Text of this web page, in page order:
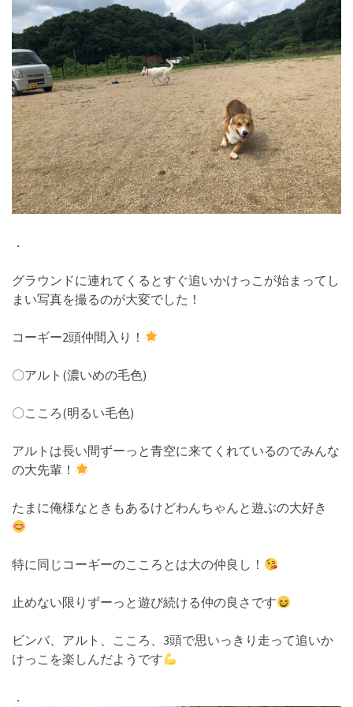
．
グラウンドに連れてくるとすぐ追いかけっこが始まってし
まい写真を撮るのが大変でした！
コーギー2頭仲間入り！
〇アルト(濃いめの毛色)
〇こころ(明るい毛色)
アルトは長い間ずーっと青空に来てくれているのでみんな
の大先輩！
たまに俺様なときもあるけどわんちゃんと遊ぶの大好き
特に同じコーギーのこころとは大の仲良し！
止めない限りずーっと遊び続ける仲の良さです
ビンバ、アルト、こころ、3頭で思いっきり走って追いか
けっこを楽しんだようです
．